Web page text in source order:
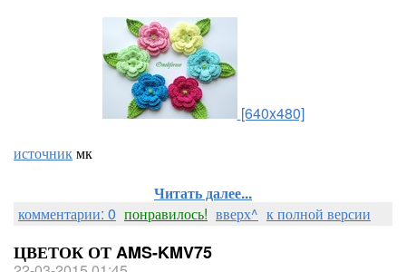
[640x480]
источникмк
Читать далее...
комментарии: 0 понравилось! вверх^ к полной версии
ЦВЕТОК ОТ AMS-KMV75